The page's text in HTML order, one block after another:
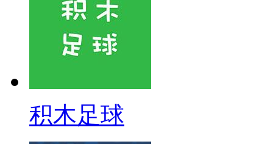
积木足球